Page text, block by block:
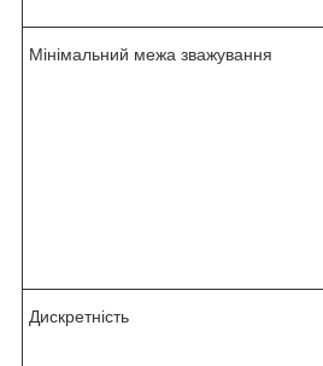
Мінімальний межа зважування
Дискретність